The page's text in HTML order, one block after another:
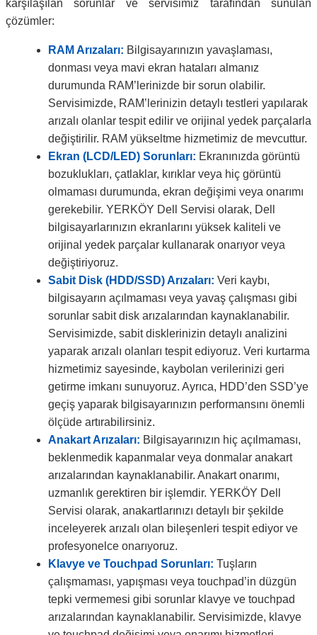
karşılaşılan sorunlar ve servisimiz tarafından sunulan
çözümler:
RAM Arızaları: Bilgisayarınızın yavaşlaması,
donması veya mavi ekran hataları almanız
durumunda RAM’lerinizde bir sorun olabilir.
Servisimizde, RAM’lerinizin detaylı testleri yapılarak
arızalı olanlar tespit edilir ve orijinal yedek parçalarla
değiştirilir. RAM yükseltme hizmetimiz de mevcuttur.
Ekran (LCD/LED) Sorunları: Ekranınızda görüntü
bozuklukları, çatlaklar, kırıklar veya hiç görüntü
olmaması durumunda, ekran değişimi veya onarımı
gerekebilir. YERKÖY Dell Servisi olarak, Dell
bilgisayarlarınızın ekranlarını yüksek kaliteli ve
orijinal yedek parçalar kullanarak onarıyor veya
değiştiriyoruz.
Sabit Disk (HDD/SSD) Arızaları: Veri kaybı,
bilgisayarın açılmaması veya yavaş çalışması gibi
sorunlar sabit disk arızalarından kaynaklanabilir.
Servisimizde, sabit disklerinizin detaylı analizini
yaparak arızalı olanları tespit ediyoruz. Veri kurtarma
hizmetimiz sayesinde, kaybolan verilerinizi geri
getirme imkanı sunuyoruz. Ayrıca, HDD’den SSD’ye
geçiş yaparak bilgisayarınızın performansını önemli
ölçüde artırabilirsiniz.
Anakart Arızaları: Bilgisayarınızın hiç açılmaması,
beklenmedik kapanmalar veya donmalar anakart
arızalarından kaynaklanabilir. Anakart onarımı,
uzmanlık gerektiren bir işlemdir. YERKÖY Dell
Servisi olarak, anakartlarınızı detaylı bir şekilde
inceleyerek arızalı olan bileşenleri tespit ediyor ve
profesyonelce onarıyoruz.
Klavye ve Touchpad Sorunları: Tuşların
çalışmaması, yapışması veya touchpad’in düzgün
tepki vermemesi gibi sorunlar klavye ve touchpad
arızalarından kaynaklanabilir. Servisimizde, klavye